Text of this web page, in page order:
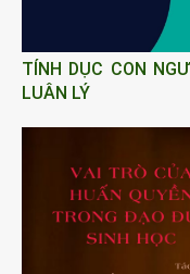
TÍNH DỤC CON
LUÂN LÝ